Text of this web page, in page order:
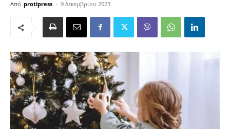
Από protipress - 9 Δεκεμβρίου 2023